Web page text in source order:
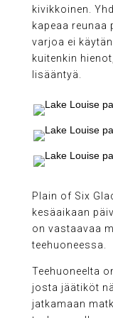
kivikkoinen.
kapeaa reunaa
varjoa ei
kuitenkin
lisääntyä.
Plain of Six
kesäaikaan
on vastaavaa
teehuoneessa.
Teehuoneelta
josta jäätiköt
jatkamaan